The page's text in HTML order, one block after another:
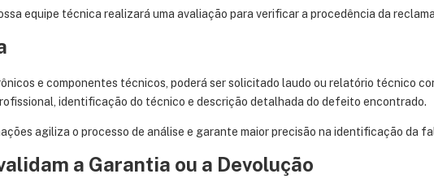
equipe técnica realizará uma avaliação para verificar a procedência da
e componentes técnicos, poderá ser solicitado laudo ou relatório técnico
identificação do técnico e descrição detalhada do defeito encontrado.
agiliza o processo de análise e garante maior precisão na identificação da
a Garantia ou a Devolução